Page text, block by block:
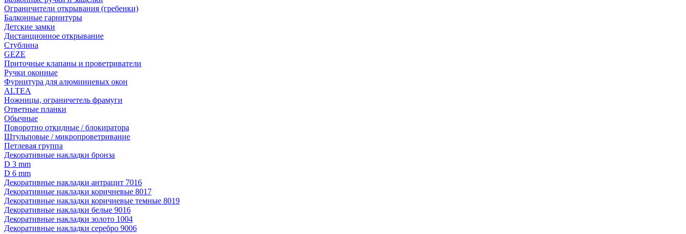
Ограничители открывания (гребенки)
Балконные гарнитуры
Детские замки
Дистанционное открывание
Стублина
GEZE
Приточные клапаны и проветриватели
Ручки оконные
Фурнитура для алюминиевых окон
ALTEA
Ножницы, ограничетель фрамуги
Ответные планки
Обычные
Поворотно откидные / блокиратора
Штульповые / микропроветривание
Петлевая группа
Декоративные накладки бронза
D 3 mm
D 6 mm
Декоративные накладки антрацит 7016
Декоративные накладки коричневые 8017
Декоративные накладки коричневые темные 8019
Декоративные накладки белые 9016
Декоративные накладки золото 1004
Декоративные накладки серебро 9006